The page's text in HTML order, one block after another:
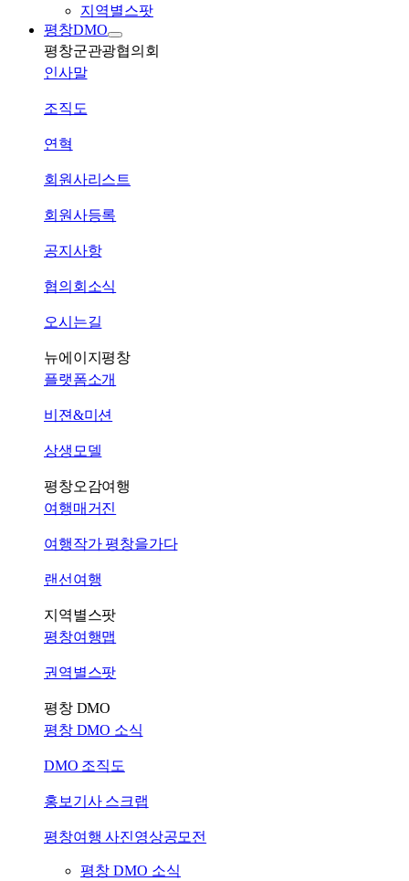
지역별스팟
평창DMO
평창군관광협의회
인사말
조직도
연혁
회원사리스트
회원사등록
공지사항
협의회소식
오시는길
뉴에이지평창
플랫폼소개
비젼&미션
상생모델
평창오감여행
여행매거진
여행작가 평창을가다
랜선여행
지역별스팟
평창여행맵
권역별스팟
평창 DMO
평창 DMO 소식
DMO 조직도
홍보기사 스크랩
평창여행 사진영상공모전
평창 DMO 소식